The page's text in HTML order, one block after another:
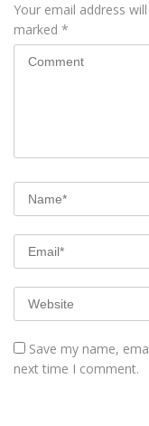
Your email address
marked *
Save my name,
next time I comment.